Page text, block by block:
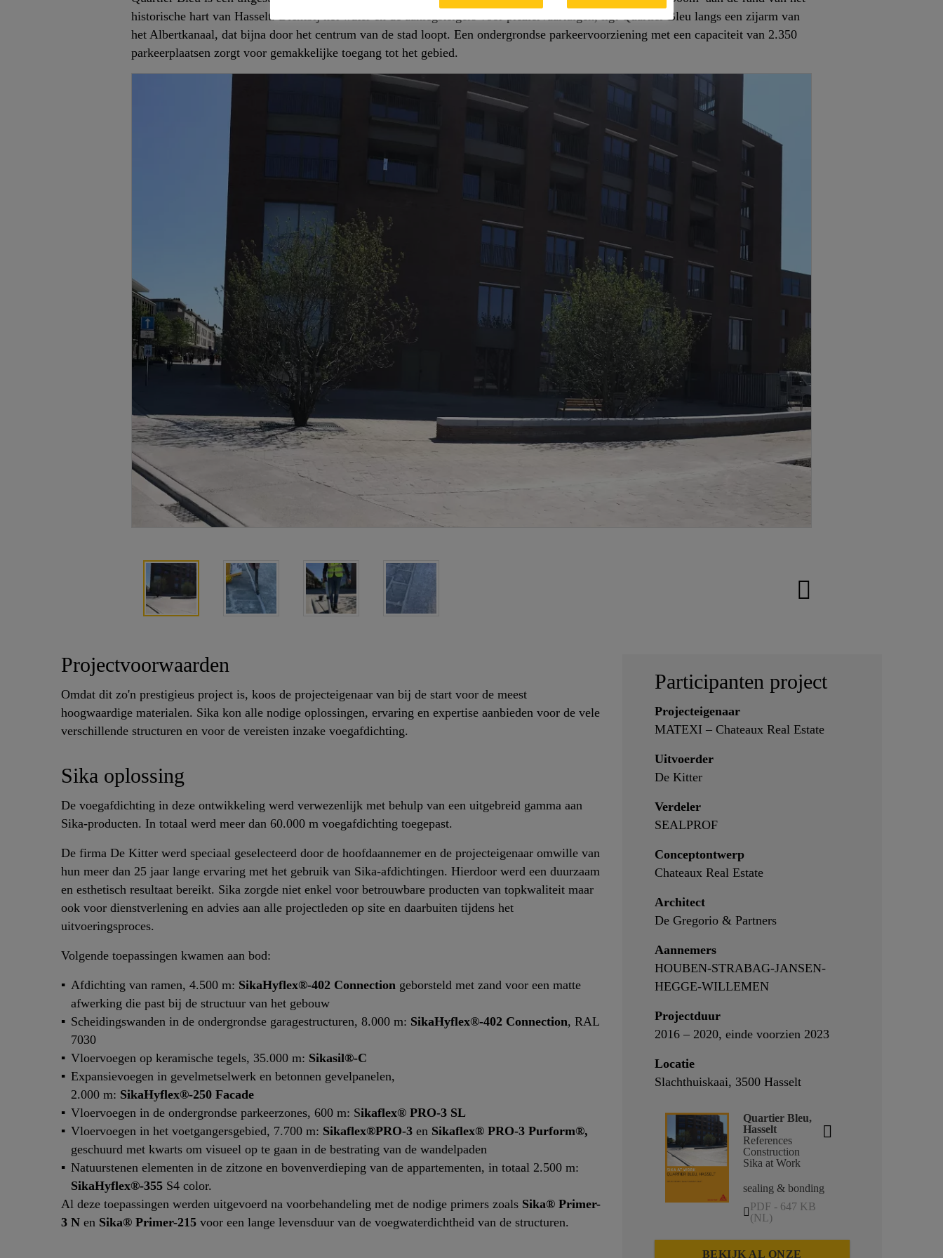
historische hart van Hasselt. Dichtbij het water en de aanlegsteigers voor pleziervaartuigen, ligt Quartier Bleu langs een zijarm van
het Albertkanaal, dat bijna door het centrum van de stad loopt. Een ondergrondse parkeervoorziening met een capaciteit van 2.350
parkeerplaatsen zorgt voor gemakkelijke toegang tot het gebied.
Projectvoorwaarden
Omdat dit zo'n prestigieus project is, koos de projecteigenaar van bij de start voor de meest
hoogwaardige materialen. Sika kon alle nodige oplossingen, ervaring en expertise aanbieden voor de vele
verschillende structuren en voor de vereisten inzake voegafdichting.
Sika oplossing
De voegafdichting in deze ontwikkeling werd verwezenlijk met behulp van een uitgebreid gamma aan
Sika-producten. In totaal werd meer dan 60.000 m voegafdichting toegepast.
De firma De Kitter werd speciaal geselecteerd door de hoofdaannemer en de projecteigenaar omwille van
hun meer dan 25 jaar lange ervaring met het gebruik van Sika-afdichtingen. Hierdoor werd een duurzaam
en esthetisch resultaat bereikt. Sika zorgde niet enkel voor betrouwbare producten van topkwaliteit maar
ook voor dienstverlening en advies aan alle projectleden op site en daarbuiten tijdens het
uitvoeringsproces.
Volgende toepassingen kwamen aan bod:
Afdichting van ramen, 4.500 m: SikaHyflex®-402 Connection geborsteld met zand voor een matte
afwerking die past bij de structuur van het gebouw
Scheidingswanden in de ondergrondse garagestructuren, 8.000 m: SikaHyflex®-402 Connection, RAL
7030
Vloervoegen op keramische tegels, 35.000 m: Sikasil®-C
Expansievoegen in gevelmetselwerk en betonnen gevelpanelen,
2.000 m: SikaHyflex®-250 Facade
Vloervoegen in de ondergrondse parkeerzones, 600 m: Sikaflex® PRO-3 SL
Vloervoegen in het voetgangersgebied, 7.700 m: Sikaflex®PRO-3 en Sikaflex® PRO-3 Purform®,
geschuurd met kwarts om visueel op te gaan in de bestrating van de wandelpaden
Natuurstenen elementen in de zitzone en bovenverdieping van de appartementen, in totaal 2.500 m:
SikaHyflex®-355 S4 color.
Al deze toepassingen werden uitgevoerd na voorbehandeling met de nodige primers zoals Sika® Primer-
3 N en Sika® Primer-215 voor een lange levensduur van de voegwaterdichtheid van de structuren.
Participanten project
Projecteigenaar
MATEXI – Chateaux Real Estate
Uitvoerder
De Kitter
Verdeler
SEALPROF
Conceptontwerp
Chateaux Real Estate
Architect
De Gregorio & Partners
Aannemers
HOUBEN-STRABAG-JANSEN-
HEGGE-WILLEMEN
Projectduur
2016 – 2020, einde voorzien 2023
Locatie
Slachthuiskaai, 3500 Hasselt
Quartier Bleu,
Hasselt
References
Construction
Sika at Work
sealing & bonding
PDF - 647 KB
(NL)
BEKIJK AL ONZE